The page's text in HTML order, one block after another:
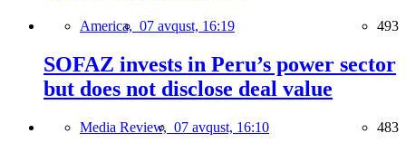
America, 07 avqust, 16:19 493
SOFAZ invests in Peru’s power sector
but does not disclose deal value
Media Review, 07 avqust, 16:10 483